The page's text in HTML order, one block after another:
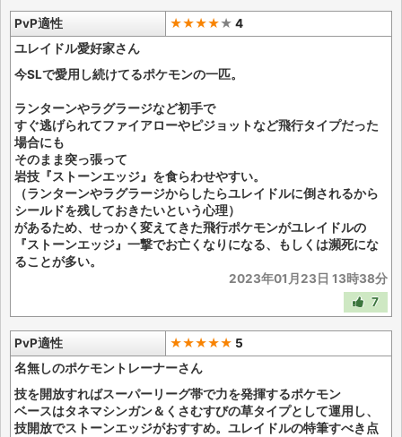
PvP適性 ★★★★★ 4
ユレイドル愛好家さん
今SLで愛用し続けてるポケモンの一匹。
ランターンやラグラージなど初手で
すぐ逃げられてファイアローやピジョットなど飛行タイプだった
場合にも
そのまま突っ張って
岩技『ストーンエッジ』を食らわせやすい。
（ランターンやラグラージからしたらユレイドルに倒されるから
シールドを残しておきたいという心理）
があるため、せっかく変えてきた飛行ポケモンがユレイドルの
『ストーンエッジ』一撃でお亡くなりになる、もしくは瀕死にな
ることが多い。
2023年01月23日 13時38分
7
PvP適性 ★★★★★ 5
名無しのポケモントレーナーさん
技を開放すればスーパーリーグ帯で力を発揮するポケモン
ベースはタネマシンガン＆くさむすびの草タイプとして運用し、
技開放でストーンエッジがおすすめ。ユレイドルの特筆すべき点